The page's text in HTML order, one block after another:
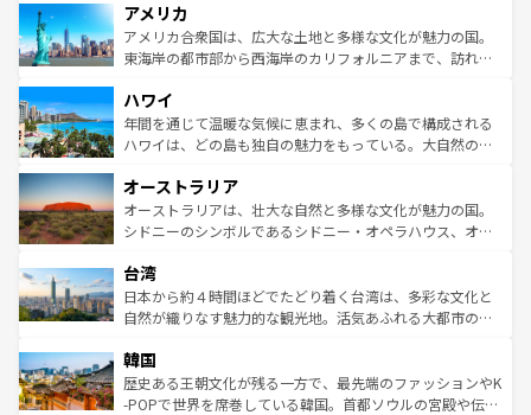
ンツ一覧を参照してほしい。
の建物がそのまま残る町や、スイスならではのユニークな
博物館もあり、アルプス観光だけでなく町歩きも満喫する
ことができる。国民の所得が高いため物価も高いが、旅行
ば市内交通費無料で観光を楽しむこともできる。 なお、新
着のスイス情報はコンテンツ一覧 を参照してほしい。
アメリカ
アメリカ合衆国は、広大な土地と多様な文化が魅力の国。
東海岸の都市部から西海岸のカリフォルニアまで、訪れる
のような巨大都市は、観光、ショッピング、エンターテイ
ンメントが詰まった刺激的なスポットだ。一方、アメリカ
西部には大自然が広がり、グランドキャニオンやイエロー
部のニューオーリンズでは、音楽と美食が融合した独特の
文化が魅力。旅行者はアメリカの各地域で異なる魅力を楽
しみながら、その多様性と豊かな歴史を感じることができ
ならではの贅沢な旅のスタイルだ。 なお、新着のアメリカ
情報はコンテンツ一覧を参照してほしい。
ハワイ
年間を通じて温暖な気候に恵まれ、多くの島で構成される
ハワイは、どの島も独自の魅力をもっている。大自然の神
ワイ島は見逃せない。また、定番の観光地といえばオアフ
島だが、静かな自然を求めるならマウイ島やカウアイ島が
おすすめ。エメラルドグリーンに輝く海をはじめ、豊かな
れるおもてなしの心で訪れる人々を迎えてくれるハワイの
人々、おいしいローカルフードやハワイアンミュージッ
ク、伝統的なフラダンスなど、すべてがハワイの魅力を彩
ワイを、存分に味わってほしい。 なお、新着のハワイ情報
はコンテンツ一覧を参照してほしい。
オーストラリア
オーストラリアは、壮大な自然と多様な文化が魅力の国。
シドニーのシンボルであるシドニー・オペラハウス、オー
リアリーフや大陸中央部にそびえるウルル（エアーズロッ
ク）、タスマニアの美しい原生林やケアンズの熱帯雨林な
ど、見どころがたくさん。また、カフェやワイン、オージ
いる。アクティビティも充実しており、サーフィンやダイ
ビング、ハイキングなど、アウトドア好きにはたまらな
い。オーストラリアの多彩な魅力を存分に味わいつくそ
台湾
日本から約４時間ほどでたどり着く台湾は、多彩な文化と
自然が織りなす魅力的な観光地。活気あふれる大都市の台
ン）、静ひつな山岳地帯である台湾東部など、都市の喧騒
と山間の静けさが共存しており、訪れる人に新しい発見と
驚きをもたらしてくれる。また、奥深い台湾の食文化も魅
韓国
歴史ある王朝文化が残る一方で、最先端のファッションやK
-POPで世界を席巻している韓国。首都ソウルの宮殿や伝統